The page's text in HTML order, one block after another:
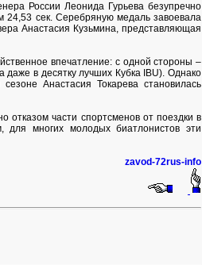
России Леонида Гурьева безупречно
сек. Серебряную медаль завоевала
Анастасия Кузьмина, представляющая
впечатление: с одной стороны –
даже в десятку лучших Кубка IBU). Однако
Анастасия Токарева становилась
части спортсменов от поездки в
многих молодых биатлонистов эти
zavod-72rus-info